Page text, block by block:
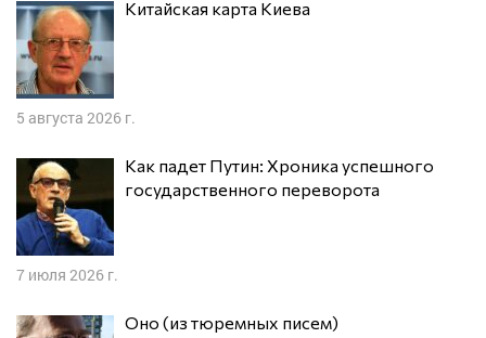
Китайская карта Киева
5 августа 2026 г.
Как падет Путин: Хроника успешного
государственного переворота
7 июля 2026 г.
Оно (из тюремных писем)